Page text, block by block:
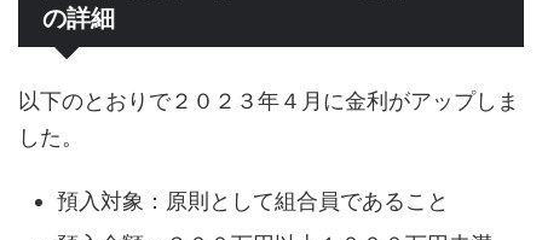
の詳細
以下のとおりで２０２３年４月に金利がアップしま
した。
預入対象：原則として組合員であること